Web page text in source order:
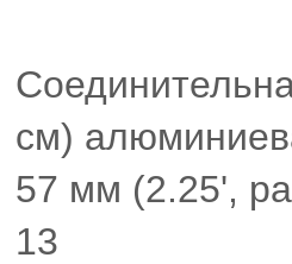
см)
57 мм (2.25',
13